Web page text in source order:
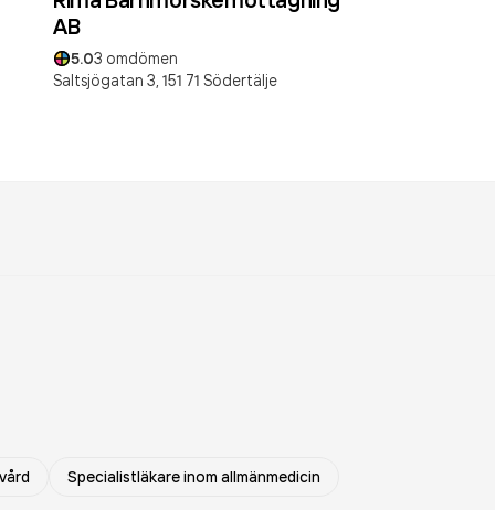
AB
5.03 omdömen
Saltsjögatan 3, 151 71 Södertälje
Specialistläkare inom allmänmedicin